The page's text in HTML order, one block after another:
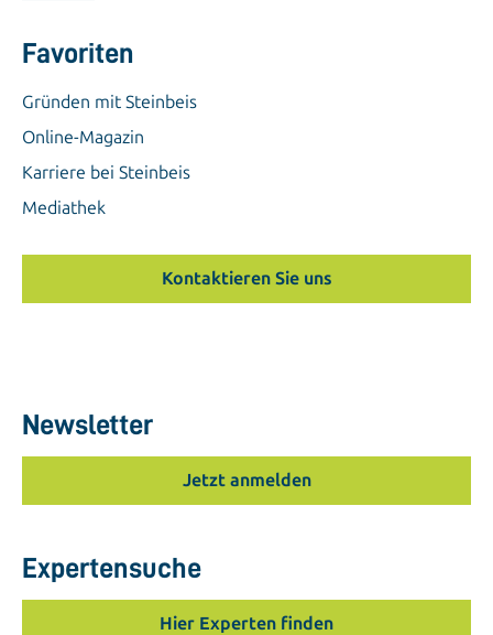
Favoriten
Gründen mit Steinbeis
Online-Magazin
Karriere bei Steinbeis
Mediathek
Kontaktieren Sie uns
Newsletter
Jetzt anmelden
Expertensuche
Hier Experten finden